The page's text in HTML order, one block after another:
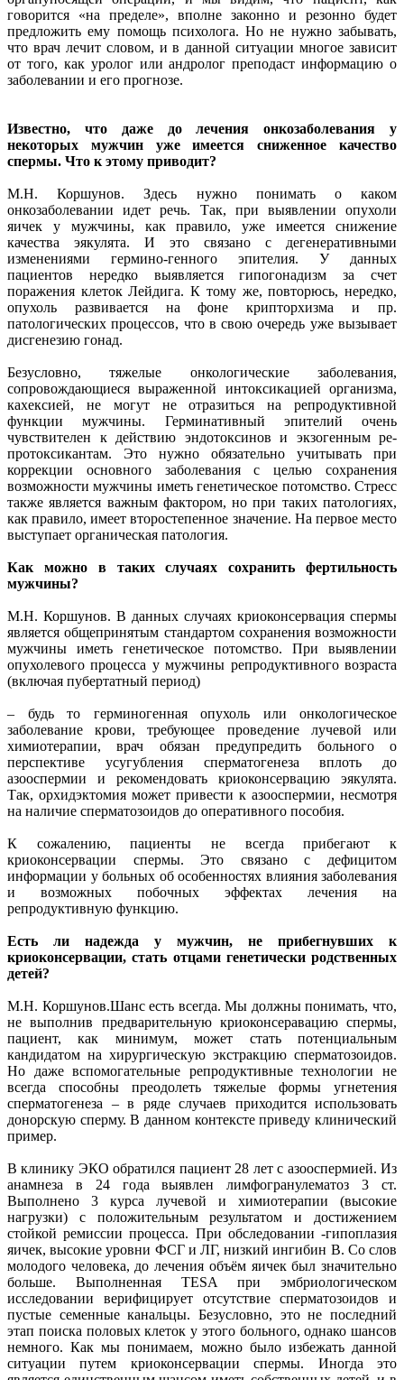
говорится «на пределе», вполне законно и резонно будет
предложить ему помощь психолога. Но не нужно забывать,
что врач лечит словом, и в данной ситуации многое зависит
от того, как уролог или андролог преподаст информацию о
заболевании и его прогнозе.
Известно, что даже до лечения онкозаболевания у
некоторых мужчин уже имеется сниженное качество
спермы. Что к этому приводит?
М.Н. Коршунов. Здесь нужно понимать о каком
онкозаболевании идет речь. Так, при выявлении опухоли
яичек у мужчины, как правило, уже имеется снижение
качества эякулята. И это связано с дегенеративными
изменениями гермино-генного эпителия. У данных
пациентов нередко выявляется гипогонадизм за счет
поражения клеток Лейдига. К тому же, повторюсь, нередко,
опухоль развивается на фоне крипторхизма и пр.
патологических процессов, что в свою очередь уже вызывает
дисгенезию гонад.
Безусловно, тяжелые онкологические заболевания,
сопровождающиеся выраженной интоксикацией организма,
кахексией, не могут не отразиться на репродуктивной
функции мужчины. Герминативный эпителий очень
чувствителен к действию эндотоксинов и экзогенным ре-
протоксикантам. Это нужно обязательно учитывать при
коррекции основного заболевания с целью сохранения
возможности мужчины иметь генетическое потомство. Стресс
также является важным фактором, но при таких патологиях,
как правило, имеет второстепенное значение. На первое место
выступает органическая патология.
Как можно в таких случаях сохранить фертильность
мужчины?
М.Н. Коршунов. В данных случаях криоконсервация спермы
является общепринятым стандартом сохранения возможности
мужчины иметь генетическое потомство. При выявлении
опухолевого процесса у мужчины репродуктивного возраста
(включая пубертатный период)
– будь то герминогенная опухоль или онкологическое
заболевание крови, требующее проведение лучевой или
химиотерапии, врач обязан предупредить больного о
перспективе усугубления сперматогенеза вплоть до
азооспермии и рекомендовать криоконсервацию эякулята.
Так, орхидэктомия может привести к азооспермии, несмотря
на наличие сперматозоидов до оперативного пособия.
К сожалению, пациенты не всегда прибегают к
криоконсервации спермы. Это связано с дефицитом
информации у больных об особенностях влияния заболевания
и возможных побочных эффектах лечения на
репродуктивную функцию.
Есть ли надежда у мужчин, не прибегнувших к
криоконсервации, стать отцами генетически родственных
детей?
М.Н. Коршунов.Шанс есть всегда. Мы должны понимать, что,
не выполнив предварительную криоконсеравацию спермы,
пациент, как минимум, может стать потенциальным
кандидатом на хирургическую экстракцию сперматозоидов.
Но даже вспомогательные репродуктивные технологии не
всегда способны преодолеть тяжелые формы угнетения
сперматогенеза – в ряде случаев приходится использовать
донорскую сперму. В данном контексте приведу клинический
пример.
В клинику ЭКО обратился пациент 28 лет с азооспермией. Из
анамнеза в 24 года выявлен лимфогранулематоз 3 ст.
Выполнено 3 курса лучевой и химиотерапии (высокие
нагрузки) с положительным результатом и достижением
стойкой ремиссии процесса. При обследовании -гипоплазия
яичек, высокие уровни ФСГ и ЛГ, низкий ингибин В. Со слов
молодого человека, до лечения объём яичек был значительно
больше. Выполненная TESA при эмбриологическом
исследовании верифицирует отсутствие сперматозоидов и
пустые семенные канальцы. Безусловно, это не последний
этап поиска половых клеток у этого больного, однако шансов
немного. Как мы понимаем, можно было избежать данной
ситуации путем криоконсервации спермы. Иногда это